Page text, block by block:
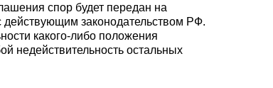
спор будет передан на
действующим законодательством РФ.
какого-либо положения
недействительность остальных